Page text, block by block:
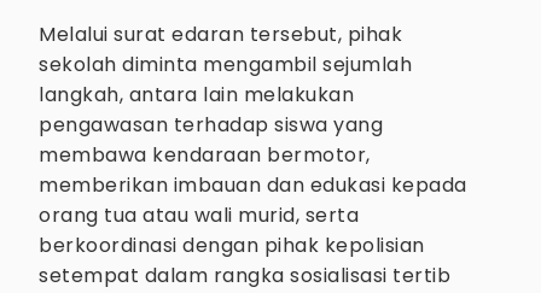
Melalui surat edaran tersebut, pihak
sekolah diminta mengambil sejumlah
langkah, antara lain melakukan
pengawasan terhadap siswa yang
membawa kendaraan bermotor,
memberikan imbauan dan edukasi kepada
orang tua atau wali murid, serta
berkoordinasi dengan pihak kepolisian
setempat dalam rangka sosialisasi tertib